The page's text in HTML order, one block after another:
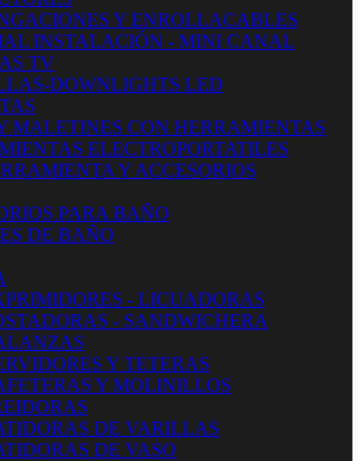
Y ENROLLACABLES
INSTALACIÓN - MINI CANAL
TV
DOWNLIGHTS LED
MALETINES CON HERRAMIENTAS
ELECTROPORTATILES
Y ACCESORIOS
PARA BAÑO
DE BAÑO
- LICUADORAS
- SANDWICHERA
Y TETERAS
Y MOLINILLOS
DE VARILLAS
DE VASO